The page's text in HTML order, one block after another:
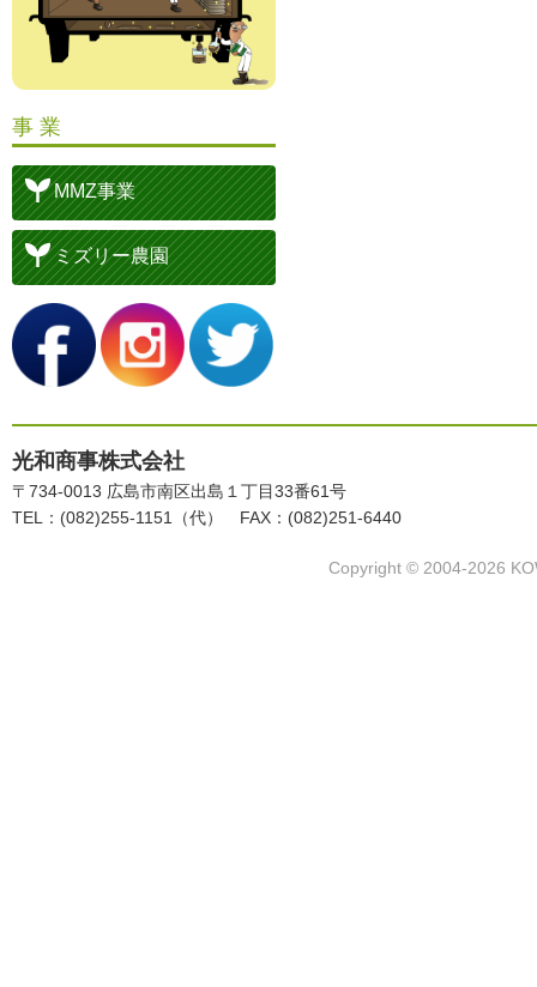
事 業
MMZ事業
ミズリー農園
光和商事株式会社
〒734-0013 広島市南区出島１丁目33番61号
TEL：(082)255-1151（代） FAX：(082)251-6440
Copyright © 2004-2026